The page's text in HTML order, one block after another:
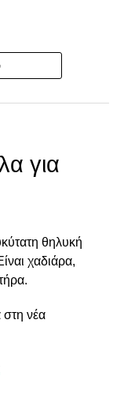
2310438496
για
θηλυκή
χαδιάρα,
στη νέα